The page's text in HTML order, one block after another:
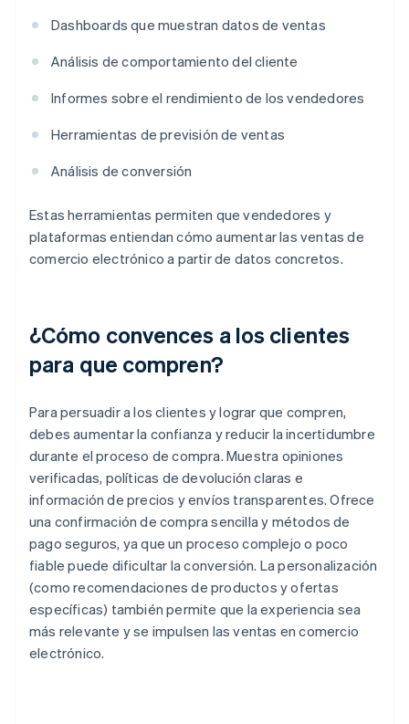
Dashboards que muestran datos de ventas
Análisis de comportamiento del cliente
Informes sobre el rendimiento de los vendedores
Herramientas de previsión de ventas
Análisis de conversión
Estas herramientas permiten que vendedores y
plataformas entiendan cómo aumentar las ventas de
comercio electrónico a partir de datos concretos.
¿Cómo convences a los clientes
para que compren?
Para persuadir a los clientes y lograr que compren,
debes aumentar la confianza y reducir la incertidumbre
durante el proceso de compra. Muestra opiniones
verificadas, políticas de devolución claras e
información de precios y envíos transparentes. Ofrece
una confirmación de compra sencilla y métodos de
pago seguros, ya que un proceso complejo o poco
fiable puede dificultar la conversión. La personalización
(como recomendaciones de productos y ofertas
específicas) también permite que la experiencia sea
más relevante y se impulsen las ventas en comercio
electrónico.